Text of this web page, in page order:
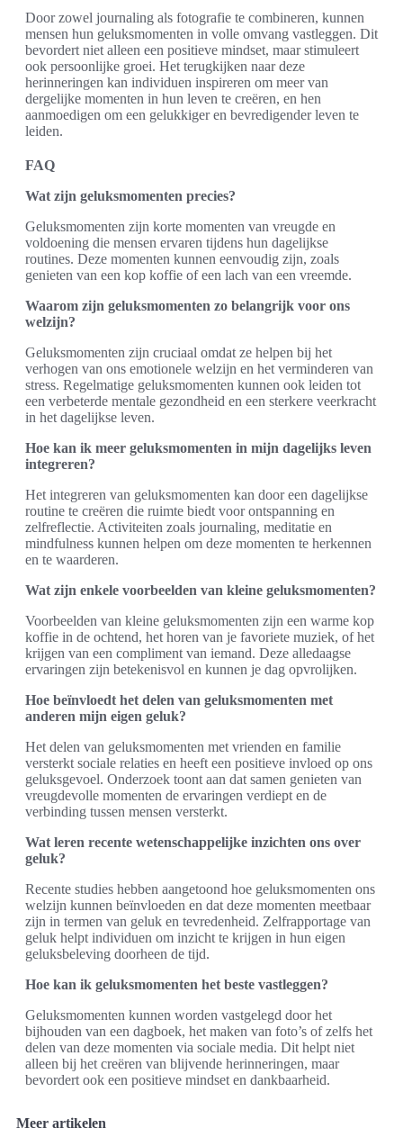
Door zowel journaling als fotografie te combineren, kunnen
mensen hun geluksmomenten in volle omvang vastleggen. Dit
bevordert niet alleen een positieve mindset, maar stimuleert
ook persoonlijke groei. Het terugkijken naar deze
herinneringen kan individuen inspireren om meer van
dergelijke momenten in hun leven te creëren, en hen
aanmoedigen om een gelukkiger en bevredigender leven te
leiden.
FAQ
Wat zijn geluksmomenten precies?
Geluksmomenten zijn korte momenten van vreugde en
voldoening die mensen ervaren tijdens hun dagelijkse
routines. Deze momenten kunnen eenvoudig zijn, zoals
genieten van een kop koffie of een lach van een vreemde.
Waarom zijn geluksmomenten zo belangrijk voor ons
welzijn?
Geluksmomenten zijn cruciaal omdat ze helpen bij het
verhogen van ons emotionele welzijn en het verminderen van
stress. Regelmatige geluksmomenten kunnen ook leiden tot
een verbeterde mentale gezondheid en een sterkere veerkracht
in het dagelijkse leven.
Hoe kan ik meer geluksmomenten in mijn dagelijks leven
integreren?
Het integreren van geluksmomenten kan door een dagelijkse
routine te creëren die ruimte biedt voor ontspanning en
zelfreflectie. Activiteiten zoals journaling, meditatie en
mindfulness kunnen helpen om deze momenten te herkennen
en te waarderen.
Wat zijn enkele voorbeelden van kleine geluksmomenten?
Voorbeelden van kleine geluksmomenten zijn een warme kop
koffie in de ochtend, het horen van je favoriete muziek, of het
krijgen van een compliment van iemand. Deze alledaagse
ervaringen zijn betekenisvol en kunnen je dag opvrolijken.
Hoe beïnvloedt het delen van geluksmomenten met
anderen mijn eigen geluk?
Het delen van geluksmomenten met vrienden en familie
versterkt sociale relaties en heeft een positieve invloed op ons
geluksgevoel. Onderzoek toont aan dat samen genieten van
vreugdevolle momenten de ervaringen verdiept en de
verbinding tussen mensen versterkt.
Wat leren recente wetenschappelijke inzichten ons over
geluk?
Recente studies hebben aangetoond hoe geluksmomenten ons
welzijn kunnen beïnvloeden en dat deze momenten meetbaar
zijn in termen van geluk en tevredenheid. Zelfrapportage van
geluk helpt individuen om inzicht te krijgen in hun eigen
geluksbeleving doorheen de tijd.
Hoe kan ik geluksmomenten het beste vastleggen?
Geluksmomenten kunnen worden vastgelegd door het
bijhouden van een dagboek, het maken van foto’s of zelfs het
delen van deze momenten via sociale media. Dit helpt niet
alleen bij het creëren van blijvende herinneringen, maar
bevordert ook een positieve mindset en dankbaarheid.
Meer artikelen